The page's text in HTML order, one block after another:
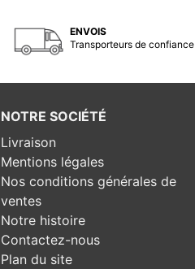
ENVOIS
Transporteurs de confiance
NOTRE SOCIÉTÉ
Livraison
Mentions légales
Nos conditions générales de
ventes
Notre histoire
Contactez-nous
Plan du site